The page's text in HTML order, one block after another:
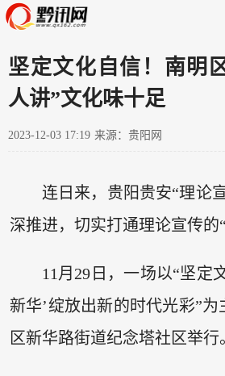
坚定文化自信！南明
人讲”文化味十足
2023-12-03 17:19 来源：贵阳网
连日来，贵阳贵安“理论
深推进，切实打通理论宣传的
11月29日，一场以“坚定
新华’绽放出新的时代光彩”
区新华路街道纪念塔社区举行